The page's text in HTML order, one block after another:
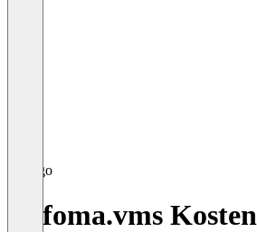
wofoma.vms Kosten